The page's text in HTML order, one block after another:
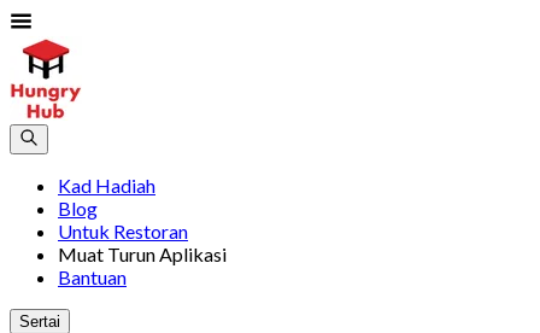
Kad Hadiah
Blog
Untuk Restoran
Muat Turun Aplikasi
Bantuan
Sertai